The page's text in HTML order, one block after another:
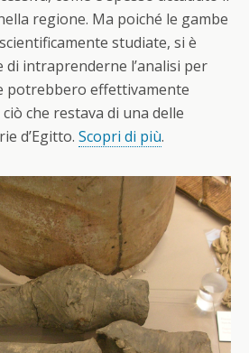
regione. Ma poiché le gambe
studiate, si è
di intraprenderne l’analisi per
potrebbero effettivamente
che restava di una delle
d’Egitto. Scopri di più.